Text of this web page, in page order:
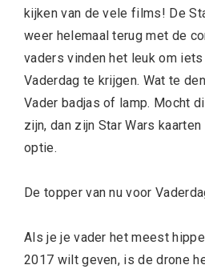
kijken van de vele films! De
weer helemaal terug met de
vaders vinden het leuk om
Vaderdag te krijgen. Wat te
Vader badjas of lamp. Mocht
zijn, dan zijn Star Wars
optie.
De topper van nu voor
Als je je vader het meest
2017 wilt geven, is de drone